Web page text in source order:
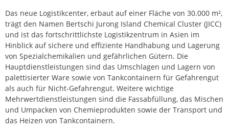
Das neue Logistikcenter, erbaut auf einer Fläche von 30.000 m²,
trägt den Namen Bertschi Jurong Island Chemical Cluster (JICC)
und ist das fortschrittlichste Logistikzentrum in Asien im
Hinblick auf sichere und effiziente Handhabung und Lagerung
von Spezialchemikalien und gefährlichen Gütern. Die
Hauptdienstleistungen sind das Umschlagen und Lagern von
palettisierter Ware sowie von Tankcontainern für Gefahrengut
als auch für Nicht-Gefahrengut. Weitere wichtige
Mehrwertdienstleistungen sind die Fassabfüllung, das Mischen
und Umpacken von Chemieprodukten sowie der Transport und
das Heizen von Tankcontainern.